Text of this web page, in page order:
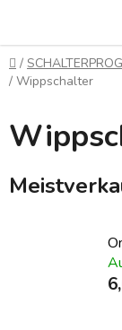
springen
Startseite
/
/ Wippschalter